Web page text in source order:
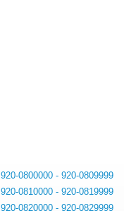
920-0800000 - 920-0809999
920-0810000 - 920-0819999
920-0820000 - 920-0829999